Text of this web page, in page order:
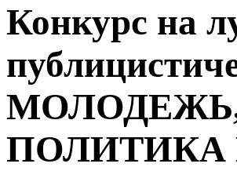
Конкурс на